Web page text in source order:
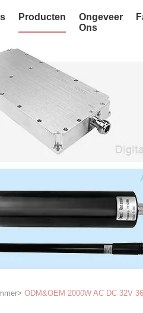
Producten
Ongeveer
Ons
> ODM&OEM 2000W AC DC 32V